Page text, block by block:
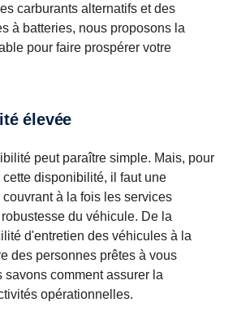
carburants alternatifs et des
à batteries, nous proposons la
pour faire prospérer votre
élevée
peut paraître simple. Mais, pour
disponibilité, il faut une
à la fois les services
du véhicule. De la
d'entretien des véhicules à la
des personnes prêtes à vous
savons comment assurer la
opérationnelles.